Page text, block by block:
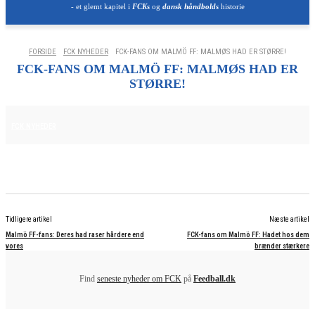
- et glemt kapitel i FCKsog dansk håndboldshistorie
FORSIDE FCK NYHEDER FCK-FANS OM MALMÖ FF: MALMØS HAD ER STØRRE!
FCK-FANS OM MALMÖ FF: MALMØS HAD ER
STØRRE!
Tidligere artikel
Malmö FF-fans: Deres had raser hårdere end
vores
Næste artikel
FCK-fans om Malmö FF: Hadet hos dem
brænder stærkere
Find seneste nyheder om FCK på Feedball.dk